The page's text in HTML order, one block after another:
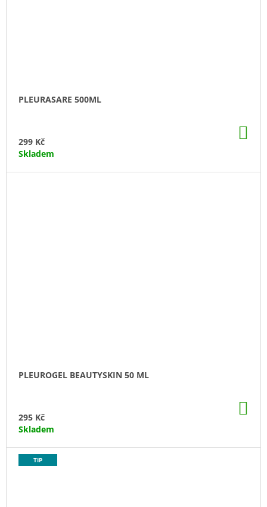
PLEURASARE 500ML
299 Kč
Skladem
PLEUROGEL BEAUTYSKIN 50 ML
295 Kč
Skladem
TIP